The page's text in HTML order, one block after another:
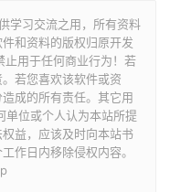
学习交流之用，所有资料
和资料的版权归原开发
止用于任何商业行为！若
若您喜欢该软件或资
成的所有责任。其它用
单位或个人认为本站所提
益，应该及时向本站书
作日内移除侵权内容。